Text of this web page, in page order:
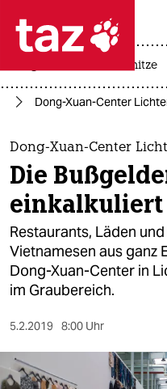
 taz
taz zahl
themen
politik
öko
gesellschaft
kultur
sport
berlin
hitze
Dong-Xuan-Center
Dong-Xuan-Center
Die
einkalkuliert
Restaurants, Läden
Vietnamesen aus ganz
Dong-Xuan-Center in
im Graubereich.
5.2.2019 8:00 Uhr